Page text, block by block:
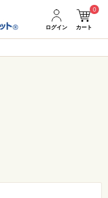
ログイン カート
0